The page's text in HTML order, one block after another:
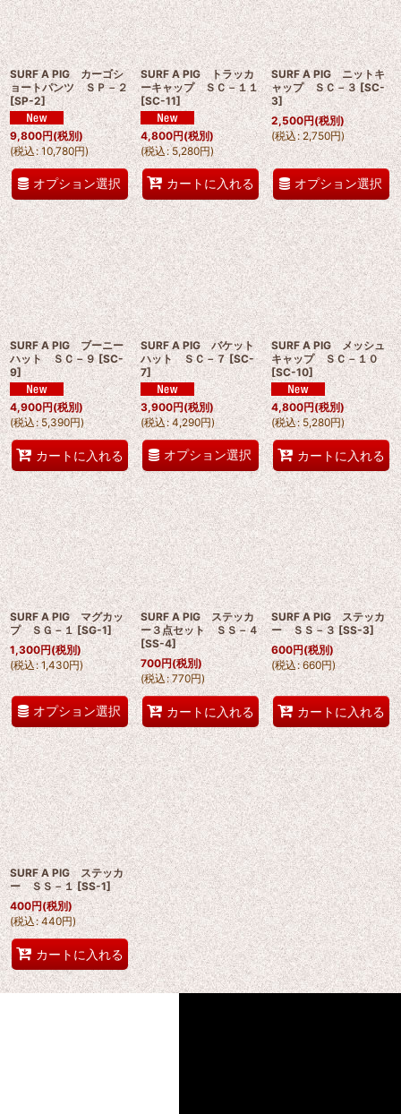
SURF A PIG カーゴシ
ョートパンツ ＳＰ－２
[SP-2]
9,800円(税別)
(税込: 10,780円)
オプション選択
SURF A PIG トラッカ
ーキャップ ＳＣ－１１
[SC-11]
4,800円(税別)
(税込: 5,280円)
カートに入れる
SURF A PIG ニットキ
ャップ ＳＣ－３ [SC-
3]
2,500円(税別)
(税込 : 2,750円)
オプション選択
SURF A PIG ブーニー
ハット ＳＣ－９ [SC-
9]
4,900円(税別)
(税込: 5,390円)
カートに入れる
SURF A PIG バケット
ハット ＳＣ－７ [SC-
7]
3,900円(税別)
(税込: 4,290円)
オプション選択
SURF A PIG メッシュ
キャップ ＳＣ－１０
[SC-10]
4,800円(税別)
(税込: 5,280円)
カートに入れる
SURF A PIG マグカッ
プ ＳＧ－１ [SG-1]
1,300円(税別)
(税込: 1,430円)
オプション選択
SURF A PIG ステッカ
ー３点セット ＳＳ－４
[SS-4]
700円(税別)
(税込: 770円)
カートに入れる
SURF A PIG ステッカ
ー ＳＳ－３ [SS-3]
600円(税別)
(税込: 660円)
カートに入れる
SURF A PIG ステッカ
ー ＳＳ－１ [SS-1]
400円(税別)
(税込: 440円)
カートに入れる